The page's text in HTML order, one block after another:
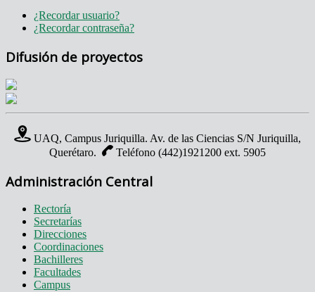
¿Recordar usuario?
¿Recordar contraseña?
Difusión de proyectos
UAQ, Campus Juriquilla. Av. de las Ciencias S/N Juriquilla,
Querétaro.
Teléfono (442)1921200 ext. 5905
Administración Central
Rectoría
Secretarías
Direcciones
Coordinaciones
Bachilleres
Facultades
Campus